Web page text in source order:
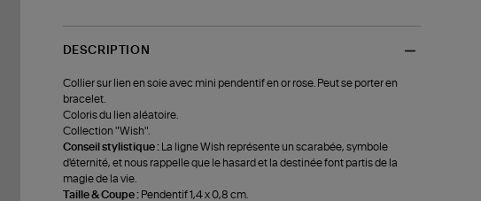
DESCRIPTION
Collier sur lien en soie avec mini pendentif en or rose. Peut se porter en
bracelet.
Coloris du lien aléatoire.
Collection "Wish".
Conseil stylistique :
La ligne Wish représente un scarabée, symbole
d'éternité, et nous rappelle que le hasard et la destinée font partis de la
magie de la vie.
Taille & Coupe : Pendentif 1,4 x 0,8 cm.